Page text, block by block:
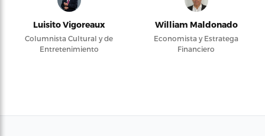
Luisito Vigoreaux
Columnista Cultural y de
Entretenimiento
William Maldonado
Economista y Estratega
Financiero